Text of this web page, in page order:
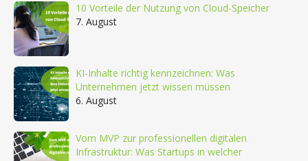
10 Vorteile der Nutzung von Cloud-Speicher
7. August
KI-Inhalte richtig kennzeichnen: Was
Unternehmen jetzt wissen müssen
6. August
Vom MVP zur professionellen digitalen
Infrastruktur: Was Startups in welcher